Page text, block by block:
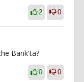
2 0
Bank'ta?
0 0